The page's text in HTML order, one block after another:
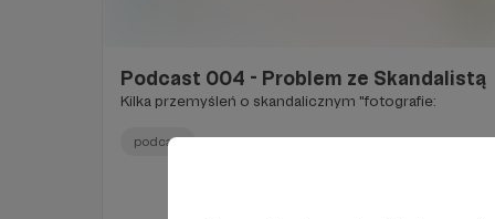
Podcast 004 - Problem ze Skandalistą
Kilka przemyśleń o skandalicznym "fotografie:
podcast